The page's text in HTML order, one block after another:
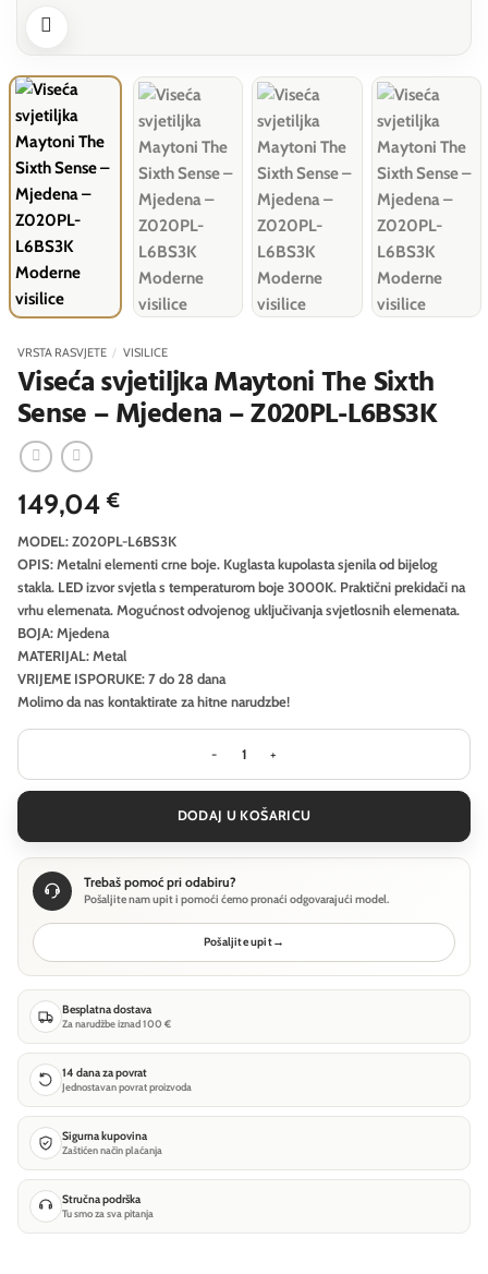
VRSTA RASVJETE / VISILICE
Viseća svjetiljka Maytoni The Sixth
Sense – Mjedena – Z020PL-L6BS3K
149,04€
MODEL: Z020PL-L6BS3K
OPIS: Metalni elementi crne boje. Kuglasta kupolasta sjenila od bijelog
stakla. LED izvor svjetla s temperaturom boje 3000K. Praktični prekidači na
vrhu elemenata. Mogućnost odvojenog uključivanja svjetlosnih elemenata.
BOJA: Mjedena
MATERIJAL: Metal
VRIJEME ISPORUKE: 7 do 28 dana
Molimo da nas kontaktirate za hitne narudzbe!
Viseća svjetiljka Maytoni The Sixth
DODAJ U KOŠARICU
Trebaš pomoć pri odabiru?
Pošaljite nam upit i pomoći ćemo pronaći odgovarajući model.
Pošaljite upit→
Besplatna dostava
Za narudžbe iznad 100 €
14 dana za povrat
Jednostavan povrat proizvoda
Sigurna kupovina
Zaštićen način plaćanja
Stručna podrška
Tu smo za sva pitanja